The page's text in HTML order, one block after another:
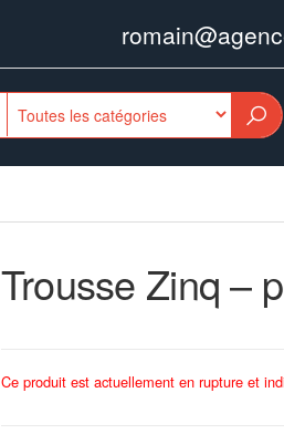
Trousse Zinq –
Ce produit est actuellement en rupture et